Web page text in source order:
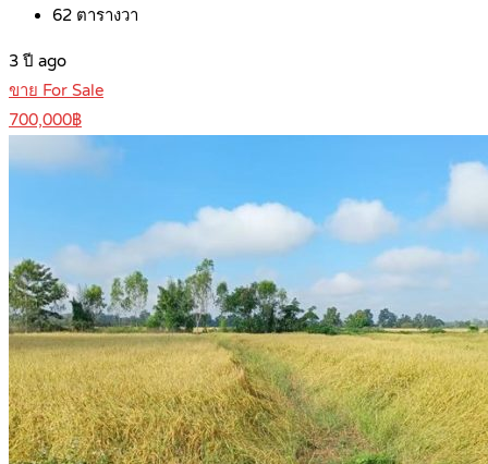
62 ตารางวา
3 ปี ago
ขาย For Sale
700,000฿